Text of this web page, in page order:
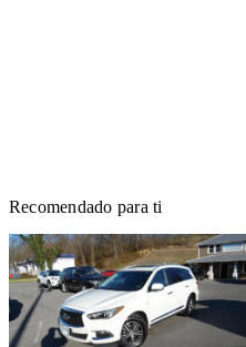
Recomendado para ti